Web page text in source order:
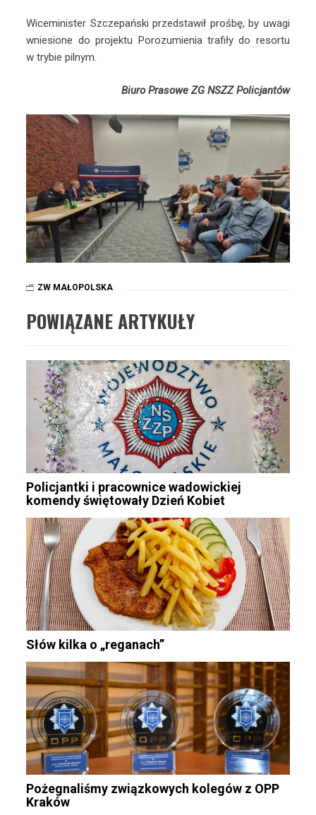
Wiceminister Szczepański przedstawił prośbę, by uwagi
wniesione do projektu Porozumienia trafiły do resortu
w trybie pilnym.
Biuro Prasowe ZG NSZZ Policjantów
ZW MAŁOPOLSKA
POWIĄZANE ARTYKUŁY
Policjantki i pracownice wadowickiej
komendy świętowały Dzień Kobiet
Słów kilka o „reganach”
Pożegnaliśmy związkowych kolegów z OPP
Kraków